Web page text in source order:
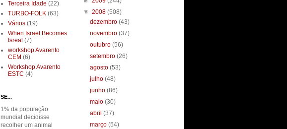
Terceira Idade (22)
TURBO-FOLK (63)
Vários (19)
When Israel Becomes
Isreal (7)
workshop Avarento
CEM (6)
Workshop Avarento
ESTC (4)
SE...
1% da população
mundial decidisse
recolher um animal
▼ 2008 (508)
dezembro(43)
novembro(37)
outubro(56)
setembro(26)
agosto(53)
julho(48)
junho(86)
maio(30)
abril(37)
março(54)